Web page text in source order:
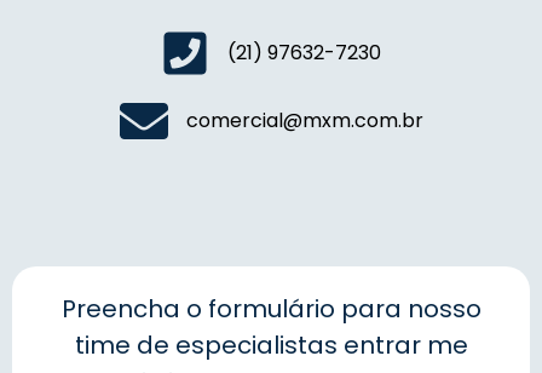
(21) 97632-7230
comercial@mxm.com.br
Preencha o formulário para nosso
time de especialistas entrar me